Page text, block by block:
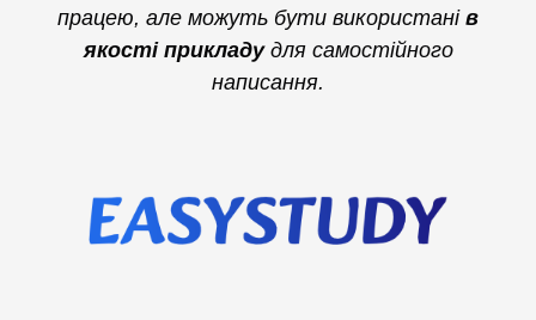
працею, але можуть бути використані в
якості прикладудля самостійного
написання.